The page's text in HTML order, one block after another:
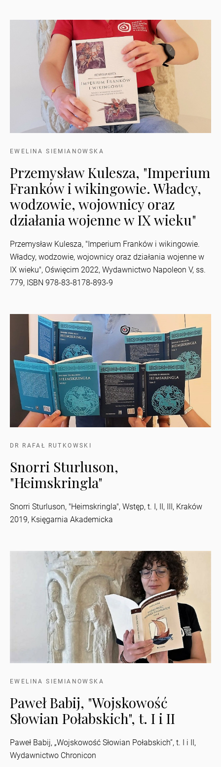
EWELINA SIEMIANOWSKA
Przemysław Kulesza, "Imperium
Franków i wikingowie. Władcy,
wodzowie, wojownicy oraz
działania wojenne w IX wieku"
Przemysław Kulesza, "Imperium Franków i wikingowie.
Władcy, wodzowie, wojownicy oraz działania wojenne w
IX wieku", Oświęcim 2022, Wydawnictwo Napoleon V, ss.
779, ISBN 978-83-8178-893-9
DR RAFAŁ RUTKOWSKI
Snorri Sturluson,
"Heimskringla"
Snorri Sturluson, "Heimskringla", Wstęp, t. I, II, III, Kraków
2019, Księgarnia Akademicka
EWELINA SIEMIANOWSKA
Paweł Babij, "Wojskowość
Słowian Połabskich", t. I i II
Paweł Babij, „Wojskowość Słowian Połabskich”, t. I i II,
Wydawnictwo Chronicon